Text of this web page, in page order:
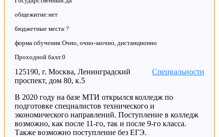
общежитие:нет
бюджетные места:?
форма обучения:Очно, очно-заочно, дистанционно
Проходной балл:0
Специальности
125190, г. Москва, Ленинградский
проспект, дом 80, к.5
В 2020 году на базе МТИ открылся колледж по
подготовке специалистов технического и
экономического направлений. Поступление в колледж
возможно, как после 11-го, так и после 9-го класса.
Также возможно поступление без ЕГЭ.